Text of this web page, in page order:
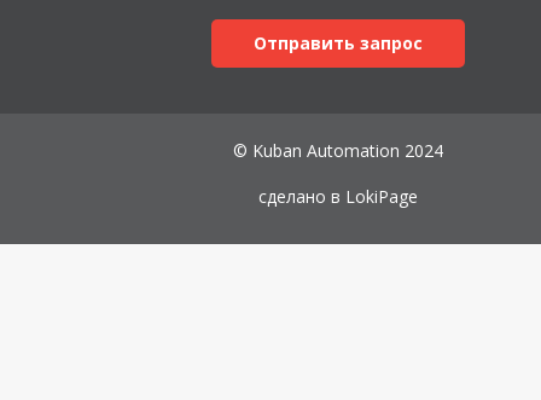
Отправить запрос
© Kuban Automation 2024
сделано в LokiPage